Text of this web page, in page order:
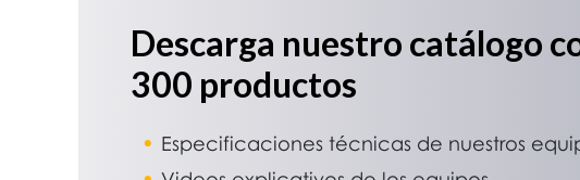
Descarga nuestro catálogo
300 productos
Especificaciones técnicas de nuestros